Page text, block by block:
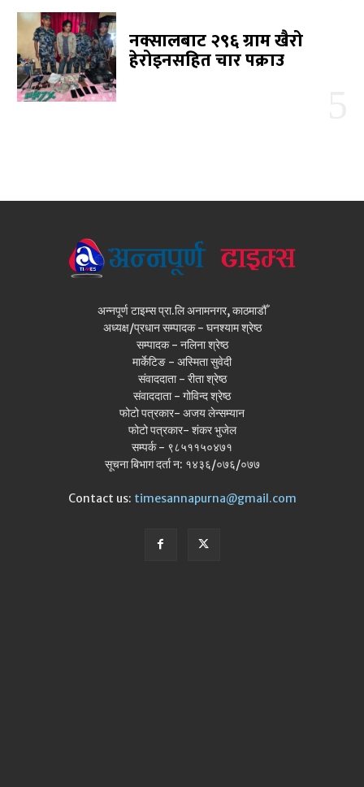
नक्सालबाट २९६ ग्राम खैरो
हेरोइनसहित चार पक्राउ
अन्नपूर्ण टाइम्स प्रा.लि अनामनगर, काठमाडौँ
अध्यक्ष/प्रधान सम्पादक - घनश्याम श्रेष्ठ
सम्पादक - नलिना श्रेष्ठ
मार्केटिङ - अस्मिता सुवेदी
संवाददाता - रीता श्रेष्ठ
संवाददाता - गोविन्द श्रेष्ठ
फोटो पत्रकार- अजय लेन्सम्यान
फोटो पत्रकार- शंकर भुजेल
सम्पर्क - ९८५११५०४७१
सूचना बिभाग दर्ता न: १४३६/०७६/०७७
Contact us: timesannapurna@gmail.com